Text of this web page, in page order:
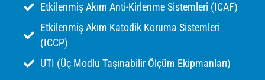
Etkilenmiş Akım Anti-Kirlenme Sistemleri (ICAF)
Etkilenmiş Akım Katodik Koruma Sistemleri
(ICCP)
UTI (Üç Modlu Taşınabilir Ölçüm Ekipmanları)